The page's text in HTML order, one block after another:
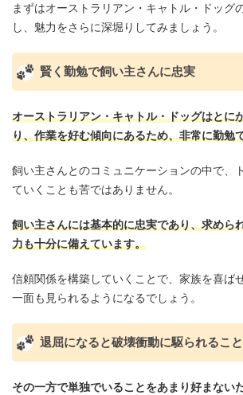
まずはオーストラリアン・キャトル・ドッグ
し、魅力をさらに深堀りしてみましょう。
賢く勤勉で飼い主さんに忠実
オーストラリアン・キャトル・ドッグはとに
り、作業を好む傾向にあるため、非常に勤勉
飼い主さんとのコミュニケーションの中で、
ていくことも苦ではありません。
飼い主さんには基本的に忠実であり、求めら
力も十分に備えています。
信頼関係を構築していくことで、家族を喜ば
一面も見られるようになるでしょう。
退屈になると破壊衝動に駆られるこ
その一方で単独でいることをあまり好まない